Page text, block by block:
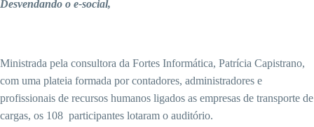
Desvendando o e-social,
Ministrada pela consultora da Fortes Informática, Patrícia Capistrano,
com uma plateia formada por contadores, administradores e
profissionais de recursos humanos ligados as empresas de transporte de
cargas, os 108 participantes lotaram o auditório.